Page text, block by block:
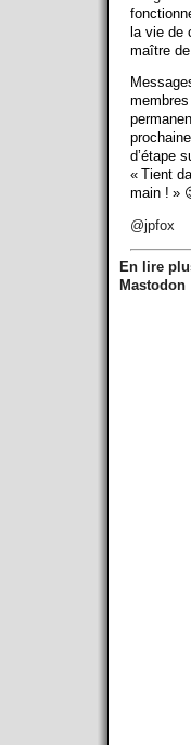
la vie de
maître
d’étape
« Tient
main ! »
@jpfox
En lire
Mastodon